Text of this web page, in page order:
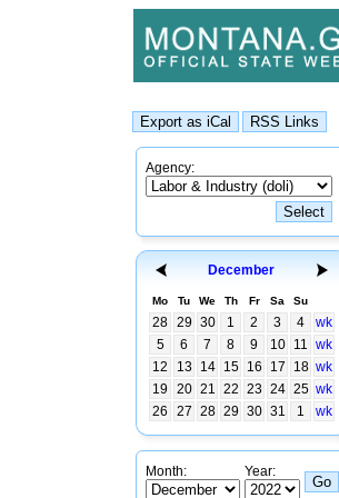
Agency:
December
Mo Tu We Th Fr Sa Su
28 29 30 1 2 3 4
wk
5
6 7 8 9 10 11 wk
12
13 14 15 16 17 18 wk
19
20 21 22 23 24 25 wk
26
27 28 29 30 31 1 wk
Month: Year: